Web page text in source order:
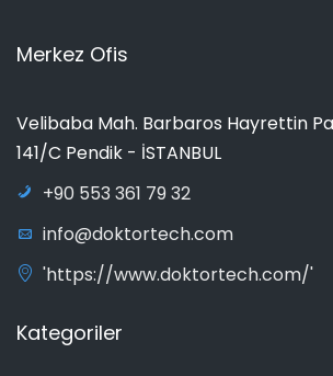
Merkez Ofis
Velibaba Mah. Barbaros Hayrettin
141/C Pendik - İSTANBUL
+90 553 361 79 32
info@doktortech.com
'https://www.doktortech.com/'
Kategoriler